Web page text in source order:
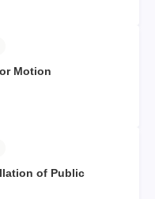
Motion
of Public